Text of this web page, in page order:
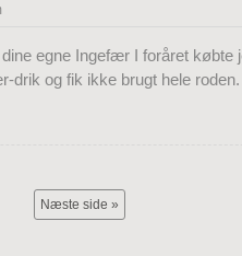
egne Ingefær I foråret købte
drik og fik ikke brugt hele
Næste side »